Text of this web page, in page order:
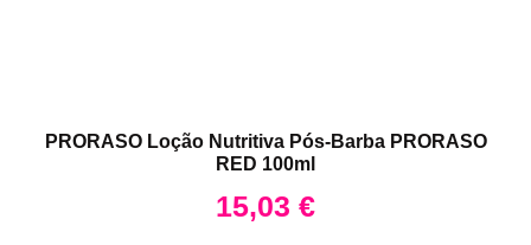
PRORASO Loção Nutritiva Pós-Barba PRORASO
RED 100ml
15,03 €